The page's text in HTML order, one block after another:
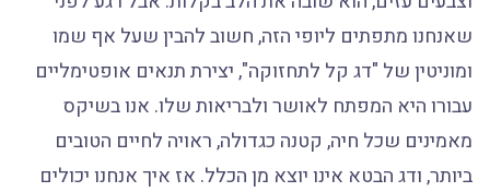
שאנחנו מתפתים ליופי הזה, חשוב להבין שעל אף שמו
ומוניטין של "דג קל לתחזוקה", יצירת תנאים אופטימליים
עבורו היא המפתח לאושר ולבריאות שלו. אנו בשיקס
מאמינים שכל חיה, קטנה כגדולה, ראויה לחיים הטובים
ביותר, ודג הבטא אינו יוצא מן הכלל. אז איך אנחנו יכולים